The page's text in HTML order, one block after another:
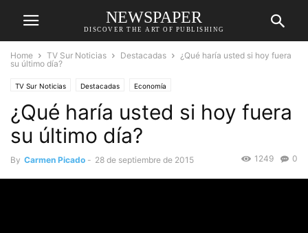
NEWSPAPER
DISCOVER THE ART OF PUBLISHING
Home TV Sur Noticias Destacadas
¿Qué haría usted si hoy fuera
su último día?
TV Sur Noticias Destacadas Economía
¿Qué haría usted si hoy fuera
su último día?
By Carmen Picado - 28 de septiembre de 2015 0
1249